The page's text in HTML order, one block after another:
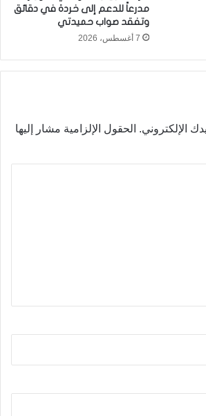
مدرعاً للدعم إلى خردة في دقائق
وتفقد صواب حميدتي
7 أغسطس، 2026
الإلكتروني. الحقول الإلزامية مشار إليها